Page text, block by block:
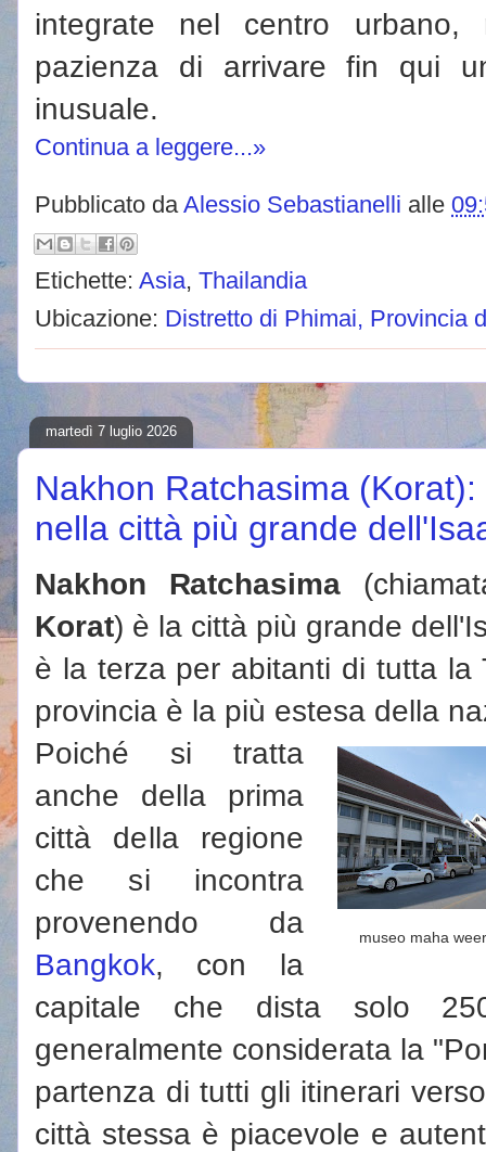
integrate nel centro
pazienza di arrivare fin qui
inusuale.
Continua a leggere...»
Pubblicato da Alessio Sebastianelli alle
Etichette: Asia, Thailandia
Ubicazione: Distretto di Phimai, Provincia
martedì 7 luglio 2026
Nakhon Ratchasima
nella città più grande
Nakhon Ratchasima
Korat) è la città più grande
è la terza per abitanti di tutta la
provincia è la più estesa della
museo maha
Poiché si tratta
anche della prima
città della regione
che si incontra
provenendo da
Bangkok, con la
capitale che dista solo
generalmente considerata la
partenza di tutti gli itinerari
città stessa è piacevole e